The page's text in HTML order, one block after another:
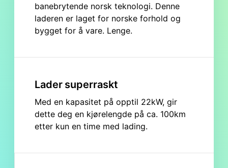
banebrytende norsk teknologi. Denne
laderen er laget for norske forhold og
bygget for å vare. Lenge.
Lader superraskt
Med en kapasitet på opptil 22kW, gir
dette deg en kjørelengde på ca. 100km
etter kun en time med lading.